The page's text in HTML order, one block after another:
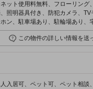
ット使用料無料、フローリング
照明器具付き、防犯カメラ、TV
ン、駐車場あり、駐輪場あり、
この物件の詳しい情報を送
入居可、ペット可、ペット相談